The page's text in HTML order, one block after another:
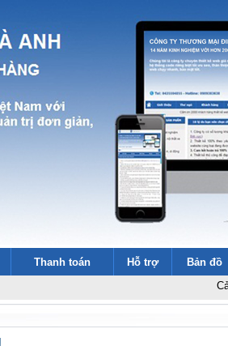
Thanh toán Hỗ trợ Bản đồ
Cảm ơn